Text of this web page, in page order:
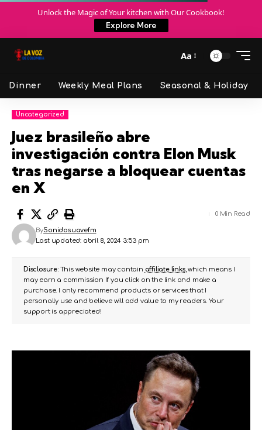
Unlock the Magic of Your kitchen with Our Cookbook!
Explore More
Aa
Dinner Weekly Meal Plans Seasonal & Holiday
Uncategorized
Juez brasileño abre
investigación contra Elon Musk
tras negarse a bloquear cuentas
en X
Last updated: abril 8, 2024 3:53 pm
BySonidosuavefm
0 Min Read
Disclosure:This website may contain affiliate links, which means I
may earn a commission if you click on the link and make a
purchase. I only recommend products or services that I
personally use and believe will add value to my readers. Your
support is appreciated!